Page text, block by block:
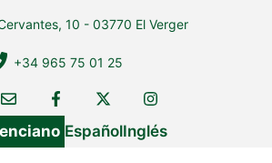
10 - 03770 El Verger
+34 965 75 01 25
EspañolInglés